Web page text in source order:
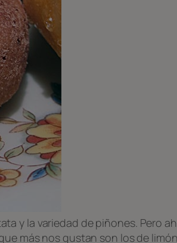
y la variedad de piñones. Pero
más nos gustan son los de